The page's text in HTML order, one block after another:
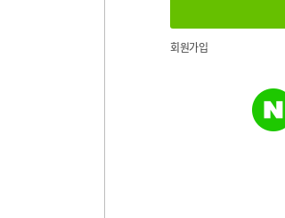
회원가입